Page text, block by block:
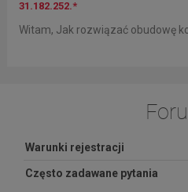
31.182.252.*
Witam, Jak rozwiązać obudowę
Warunki rejestracji
Często zadawane pytania